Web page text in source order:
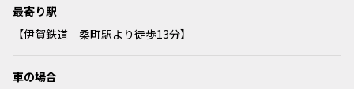
最寄り駅
【伊賀鉄道 桑町駅より徒歩13分】
車の場合